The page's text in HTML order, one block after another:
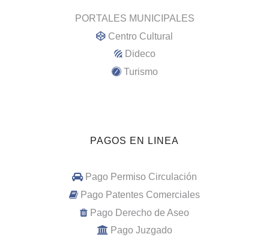
PORTALES MUNICIPALES
Centro Cultural
Dideco
Turismo
PAGOS EN LINEA
Pago Permiso Circulación
Pago Patentes Comerciales
Pago Derecho de Aseo
Pago Juzgado